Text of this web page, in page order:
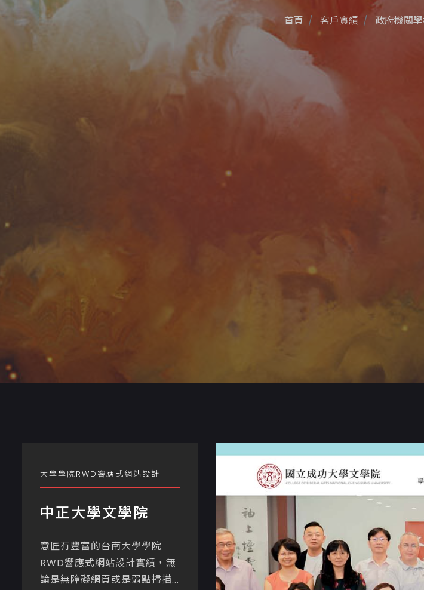
首頁 客戶實績 政府機關
大學學院RWD響應式網站設計
中正大學文學院
意匠有豐富的台南大學學院
RWD響應式網站設計實績，無
論是無障礙網頁或是弱點掃描...